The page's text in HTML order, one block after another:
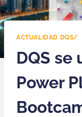
ACTUALIDAD DQS/
DQS se
Power